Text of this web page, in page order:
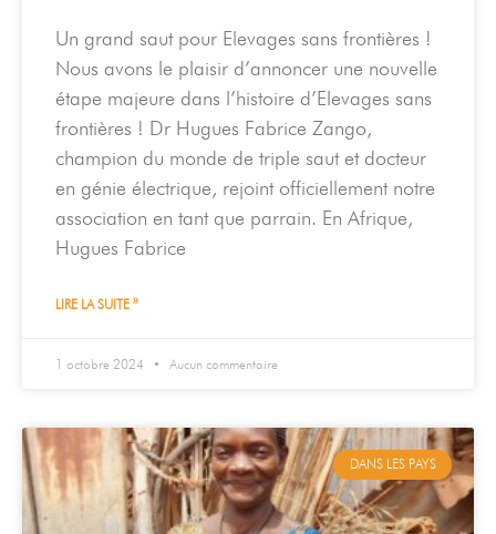
Un grand saut pour Elevages sans frontières !
Nous avons le plaisir d’annoncer une nouvelle
étape majeure dans l’histoire d’Elevages sans
frontières ! Dr Hugues Fabrice Zango,
champion du monde de triple saut et docteur
en génie électrique, rejoint officiellement notre
association en tant que parrain. En Afrique,
Hugues Fabrice
LIRE LA SUITE »
1 octobre 2024 Aucun commentaire
DANS LES PAYS